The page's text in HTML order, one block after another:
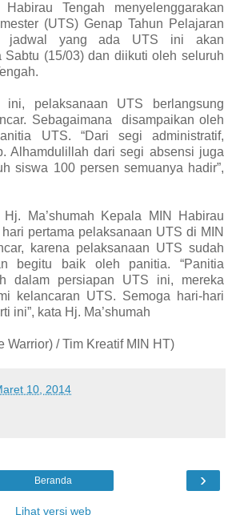
Tengah menyelenggarakan
(UTS) Genap Tahun Pelajaran
jadwal yang ada UTS ini akan
Sabtu (15/03) dan diikuti oleh seluruh
pelaksanaan UTS berlangsung
Sebagaimana disampaikan oleh
UTS. “Dari segi administratif,
Alhamdulillah dari segi absensi juga
siswa 100 persen semuanya hadir”,
Ma’shumah Kepala MIN Habirau
pertama pelaksanaan UTS di MIN
karena pelaksanaan UTS sudah
begitu baik oleh panitia. “Panitia
dalam persiapan UTS ini, mereka
kelancaran UTS. Semoga hari-hari
ini”, kata Hj. Ma’shumah
Warrior) / Tim Kreatif MIN HT)
10, 2014
›
Beranda
Lihat versi web